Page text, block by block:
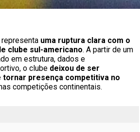
representa uma ruptura clara com o
clube sul-americano. A partir de um
em estrutura, dados e
o clube deixou de ser
tornar presença competitiva no
competições continentais.